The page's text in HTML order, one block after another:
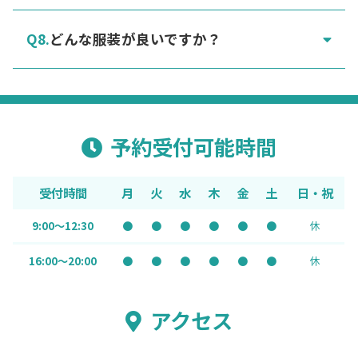
どんな服装が良いですか？
予約受付可能時間
受付時間 月 火 水 木 金 土 日・祝
9:00～12:30 ● ● ● ● ● ● 休
16:00～20:00 ● ● ● ● ● ● 休
アクセス